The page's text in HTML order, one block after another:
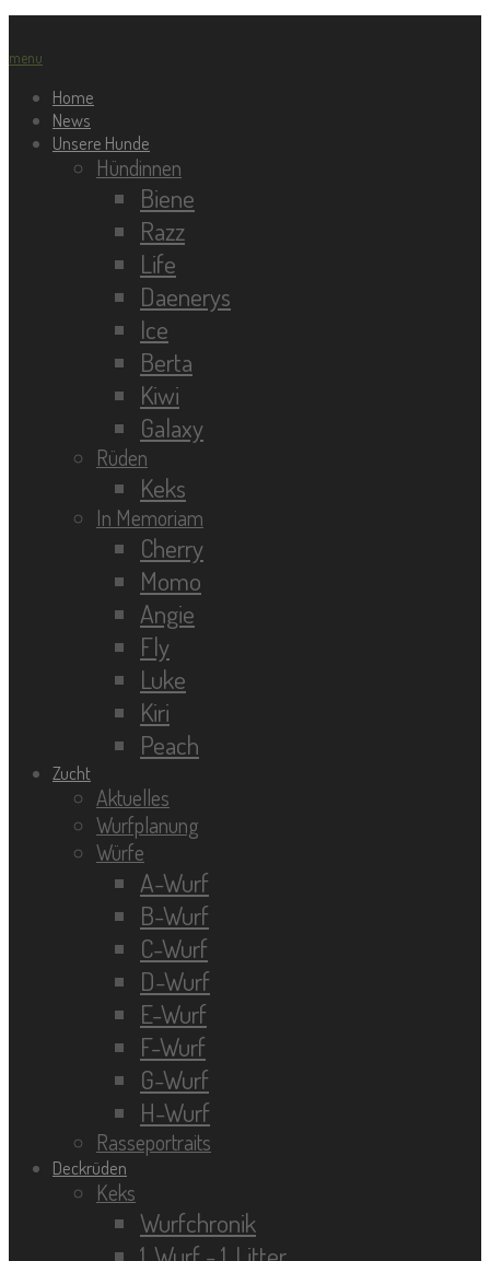
menu
Home
News
Unsere Hunde
Hündinnen
Biene
Razz
Life
Daenerys
Ice
Berta
Kiwi
Galaxy
Rüden
Keks
In Memoriam
Cherry
Momo
Angie
Fly
Luke
Kiri
Peach
Zucht
Aktuelles
Wurfplanung
Würfe
A-Wurf
B-Wurf
C-Wurf
D-Wurf
E-Wurf
F-Wurf
G-Wurf
H-Wurf
Rasseportraits
Deckrüden
Keks
Wurfchronik